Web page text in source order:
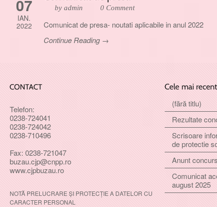
07
IAN.
2022
by admin 0 Comment
Comunicat de presa- noutati aplicabile in anul 2022
Continue Reading →
Telefon:
0238-724041
0238-724042
0238-710496
Fax: 0238-721047
buzau.cjp@cnpp.ro
www.cjpbuzau.ro
NOTĂ PRELUCRARE ȘI PROTECȚIE A DATELOR CU
CARACTER PERSONAL
(fără titlu)
Rezultate
Scrisoare
de protectie
Anunt
Comunicat
august 2025